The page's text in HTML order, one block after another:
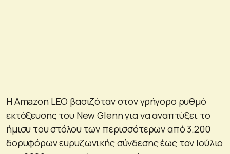
Η Amazon LEO βασιζόταν στον γρήγορο ρυθμό
εκτόξευσης του New Glenn για να αναπτύξει το
ήμισυ του στόλου των περισσότερων από 3.200
δορυφόρων ευρυζωνικής σύνδεσης έως τον Ιούλιο